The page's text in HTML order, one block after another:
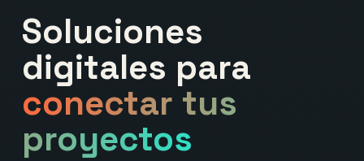
Soluciones
digitales para
conectar tus
proyectos